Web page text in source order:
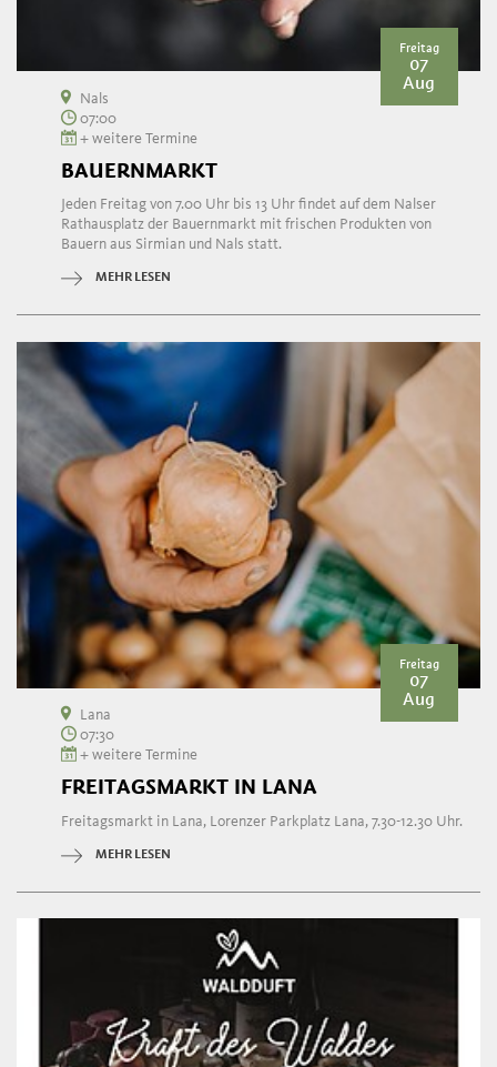
Freitag
07
Aug
Nals
07:00
+ weitere Termine
BAUERNMARKT
Jeden Freitag von 7.00 Uhr bis 13 Uhr findet auf dem Nalser
Rathausplatz der Bauernmarkt mit frischen Produkten von
Bauern aus Sirmian und Nals statt.
MEHR LESEN
Freitag
07
Aug
Lana
07:30
+ weitere Termine
FREITAGSMARKT IN LANA
Freitagsmarkt in Lana, Lorenzer Parkplatz Lana, 7.30-12.30 Uhr.
MEHR LESEN